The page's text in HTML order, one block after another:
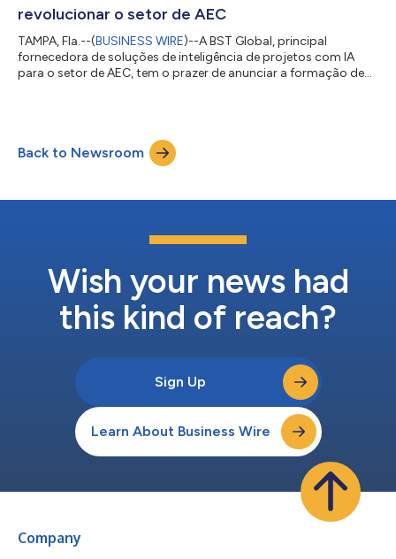
revolucionar o setor de AEC
TAMPA, Fla.--(BUSINESS WIRE)--A BST Global, principal
fornecedora de soluções de inteligência de projetos com IA
para o setor de AEC, tem o prazer de anunciar a formação de
AEC. Esses visionários ajudarão a moldar o futuro do setor. Os
membros inaugurais do AI + Data Consortium são: Tim Wark,
líder de IA global, AECOM Tembi Hommes, d...
Back to Newsroom
Wish your news had
this kind of reach?
Sign Up
Learn About Business Wire
Company